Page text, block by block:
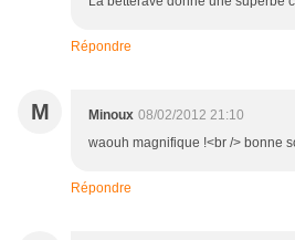
Répondre
M Minoux 08/02/2012 21:10
waouh magnifique !<br /> bonne
Répondre